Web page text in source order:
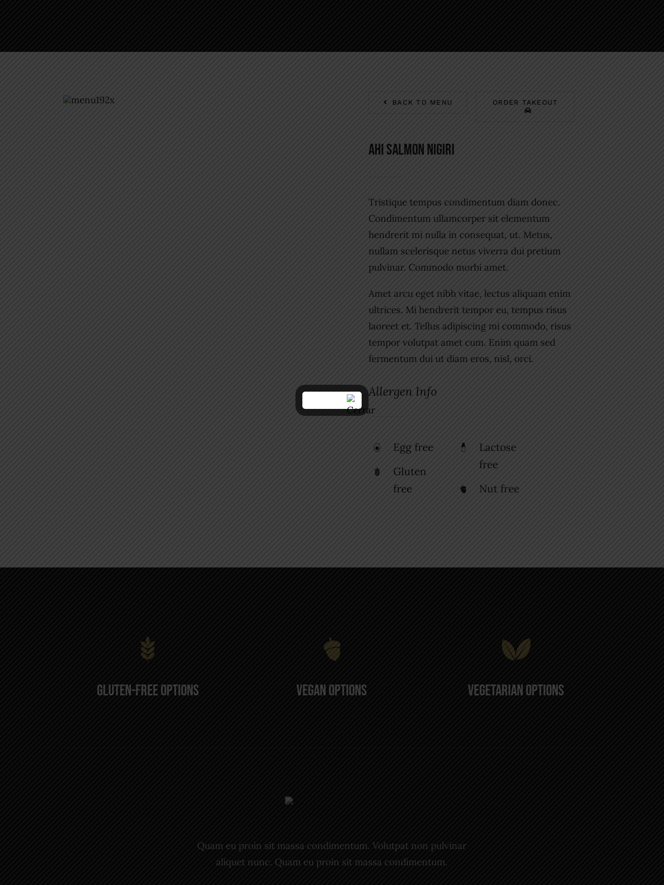
BACK TO MENU ORDER TAKEOUT
AHI SALMON NIGIRI
Tristique tempus condimentum diam donec.
Condimentum ullamcorper sit elementum
hendrerit mi nulla in consequat, ut. Metus,
nullam scelerisque netus viverra dui pretium
pulvinar. Commodo morbi amet.
Amet arcu eget nibh vitae, lectus aliquam enim
ultrices. Mi hendrerit tempor eu, tempus risus
laoreet et. Tellus adipiscing mi commodo, risus
tempor volutpat amet cum. Enim quam sed
fermentum dui ut diam eros, nisl, orci.
Allergen Info
Egg free
Gluten
free
Lactose
free
Nut free
Gluten-Free Options Vegan Options Vegetarian Options
Quam eu proin sit massa condimentum. Volutpat non pulvinar
aliquet nunc. Quam eu proin sit massa condimentum.